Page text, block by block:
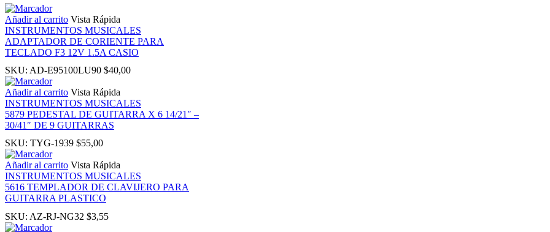
Añadir al carrito Vista Rápida
INSTRUMENTOS MUSICALES
ADAPTADOR DE CORIENTE PARA
TECLADO F3 12V 1.5A CASIO
SKU: AD-E95100LU90 $40,00
Añadir al carrito Vista Rápida
INSTRUMENTOS MUSICALES
5879 PEDESTAL DE GUITARRA X 6 14/21″ –
30/41″ DE 9 GUITARRAS
SKU: TYG-1939 $55,00
Añadir al carrito Vista Rápida
INSTRUMENTOS MUSICALES
5616 TEMPLADOR DE CLAVIJERO PARA
GUITARRA PLASTICO
SKU: AZ-RJ-NG32 $3,55